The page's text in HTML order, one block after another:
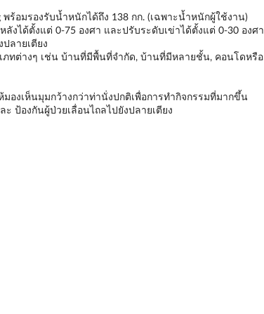
ร้อมรองรับน้ำหนักได้ถึง 138 กก. (เฉพาะน้ำหนักผู้ใช้งาน)
งได้ตั้งแต่ 0-75 องศา และปรับระดับเข่าได้ตั้งแต่ 0-30 องศา
ลายเตียง
ภทต่างๆ เช่น บ้านที่มีพื้นที่จำกัด, บ้านที่มีหลายชั้น, คอนโดหรื
องเห็นมุมกว้างกว่าท่านั่งปกติเพื่อการทำกิจกรรมที่มากขึ้น
ป้องกันผู้ป่วยเลื่อนไถลไปยังปลายเตียง